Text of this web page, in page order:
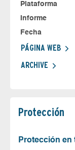
Plataforma
Informe
Fecha
PÁGINA WEB
ARCHIVE
Protección
Protección en